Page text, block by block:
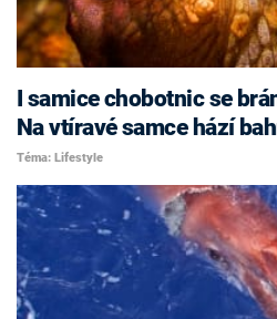
I samice chobotnic se
Na vtíravé samce hází
Téma: Lifestyle